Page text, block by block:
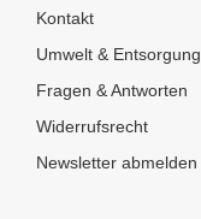
Kontakt
Umwelt & Entsorgung
Fragen & Antworten
Widerrufsrecht
Newsletter abmelden